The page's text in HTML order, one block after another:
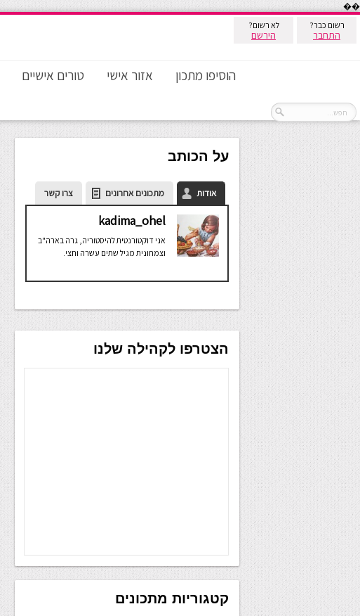
��
רשום כבר?
התחבר
לא רשום?
הירשם
הוסיפו מתכון אזור אישי טורים אישיים
על הכותב
אודות מתכונים אחרונים צרו קשר
kadima_ohel
אני דוקטורנטית להיסטוריה, גרה בארה"ב
וצמחונית מגיל שתים עשרה וחצי.
הצטרפו לקהילה שלנו
קטגוריות מתכונים